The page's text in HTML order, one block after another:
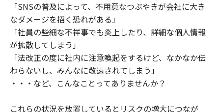
「SNSの普及によって、不用意なつぶやきが会社に大き
なダメージを招く恐れがある」
「社員の些細な不祥事でも炎上したり、詳細な個人情報
が拡散してしまう」
「法改正の度に社内に注意喚起をするけど、なかなか伝
わらないし、みんなに敬遠されてしまう」
・・・など、こんなことってありませんか？
これらの状況を放置しているとリスクの増大につなが